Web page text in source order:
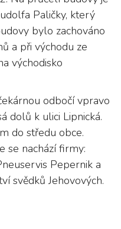
Paličky, který
bylo zachováno
a při východu ze
východisko
odbočí vpravo
dolů k ulici Lipnická.
do středu obce.
se nachází firmy:
Pepernik a
svědků Jehovových.